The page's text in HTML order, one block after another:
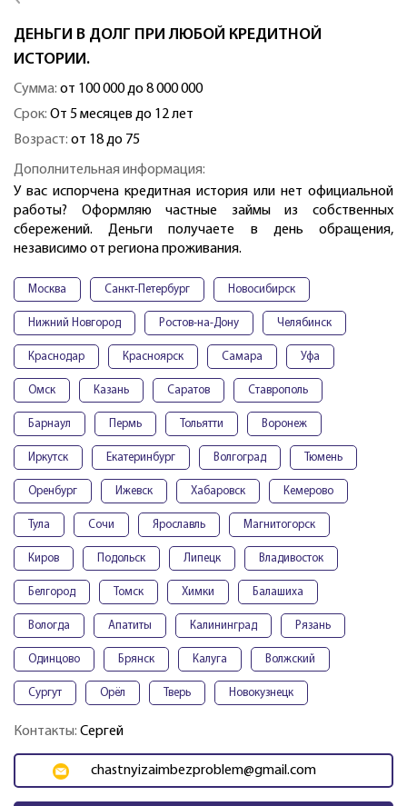
ДЕНЬГИ В ДОЛГ ПРИ ЛЮБОЙ КРЕДИТНОЙ
ИСТОРИИ.
Сумма: от 100 000 до 8 000 000
Срок: От 5 месяцев до 12 лет
Возраст: от 18 до 75
Дополнительная информация:
У вас испорчена кредитная история или нет официальной
работы? Оформляю частные займы из собственных
сбережений. Деньги получаете в день обращения,
независимо от региона проживания.
Москва Санкт-Петербург Новосибирск
Нижний Новгород Ростов-на-Дону Челябинск
Краснодар Красноярск Самара Уфа
Омск Казань Саратов Ставрополь
Барнаул Пермь Тольятти Воронеж
Иркутск Екатеринбург Волгоград Тюмень
Оренбург Ижевск Хабаровск Кемерово
Тула Сочи Ярославль Магнитогорск
Киров Подольск Липецк Владивосток
Белгород Томск Химки Балашиха
Вологда Апатиты Калининград Рязань
Одинцово Брянск Калуга Волжский
Сургут Орёл Тверь Новокузнецк
Контакты: Сергей
chastnyizaimbezproblem@gmail.com